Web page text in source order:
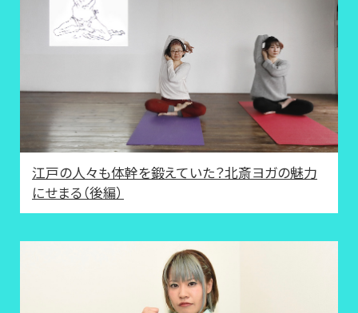
江戸の人々も体幹を鍛えていた？北斎ヨガの魅力
にせまる（後編）